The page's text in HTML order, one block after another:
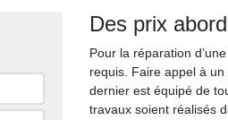
Des prix
Pour la réparation
requis. Faire appel à
dernier est équipé de
travaux soient réalisés